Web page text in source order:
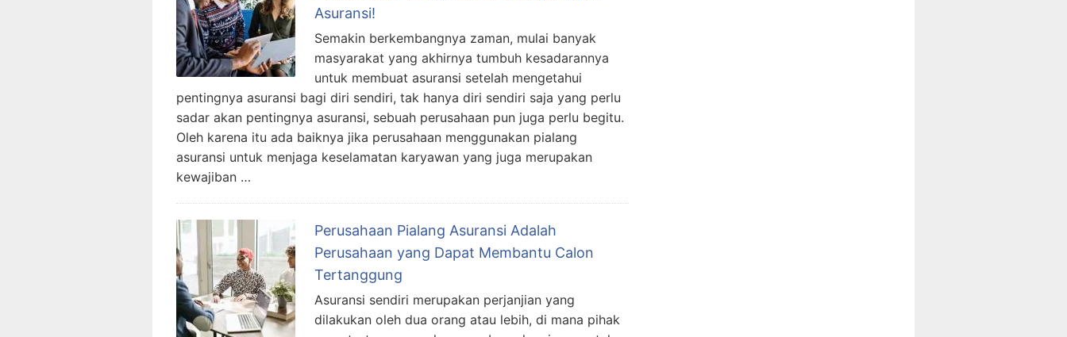
Asuransi!
Semakin berkembangnya zaman, mulai banyak
masyarakat yang akhirnya tumbuh kesadarannya
untuk membuat asuransi setelah mengetahui
pentingnya asuransi bagi diri sendiri, tak hanya diri sendiri saja yang perlu
sadar akan pentingnya asuransi, sebuah perusahaan pun juga perlu begitu.
Oleh karena itu ada baiknya jika perusahaan menggunakan pialang
asuransi untuk menjaga keselamatan karyawan yang juga merupakan
kewajiban …
Perusahaan Pialang Asuransi Adalah
Perusahaan yang Dapat Membantu Calon
Tertanggung
Asuransi sendiri merupakan perjanjian yang
dilakukan oleh dua orang atau lebih, di mana pihak